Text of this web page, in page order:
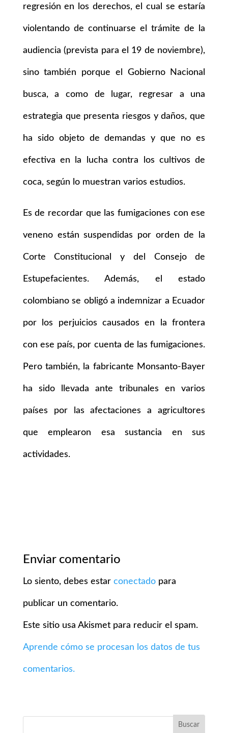
regresión en los derechos, el cual se estaría
violentando de continuarse el trámite de la
audiencia (prevista para el 19 de noviembre),
sino también porque el Gobierno Nacional
busca, a como de lugar, regresar a una
estrategia que presenta riesgos y daños, que
ha sido objeto de demandas y que no es
efectiva en la lucha contra los cultivos de
coca, según lo muestran varios estudios.
Es de recordar que las fumigaciones con ese
veneno están suspendidas por orden de la
Corte Constitucional y del Consejo de
Estupefacientes. Además, el estado
colombiano se obligó a indemnizar a Ecuador
por los perjuicios causados en la frontera
con ese país, por cuenta de las fumigaciones.
Pero también, la fabricante Monsanto-Bayer
ha sido llevada ante tribunales en varios
países por las afectaciones a agricultores
que emplearon esa sustancia en sus
actividades.
Enviar comentario
Lo siento, debes estar conectadopara
publicar un comentario.
Este sitio usa Akismet para reducir el spam.
Aprende cómo se procesan los datos de tus
comentarios.